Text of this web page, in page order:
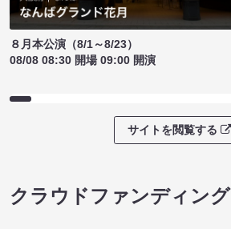
８月本公演（8/1～8/23）
08/08 08:30 開場 09:00 開演
サイトを閲覧する
クラウドファンディング